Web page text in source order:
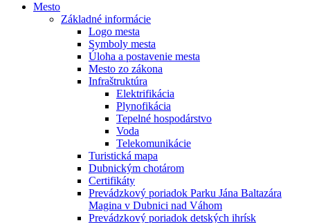
Mesto
Základné informácie
Logo mesta
Symboly mesta
Úloha a postavenie mesta
Mesto zo zákona
Infraštruktúra
Elektrifikácia
Plynofikácia
Tepelné hospodárstvo
Voda
Telekomunikácie
Turistická mapa
Dubnickým chotárom
Certifikáty
Prevádzkový poriadok Parku Jána Baltazára
Magina v Dubnici nad Váhom
Prevádzkový poriadok detských ihrísk